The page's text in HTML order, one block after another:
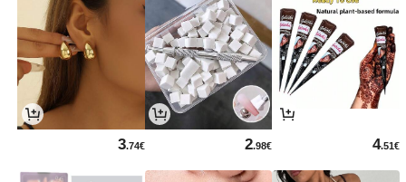
4.51€
2.98€
3.74€